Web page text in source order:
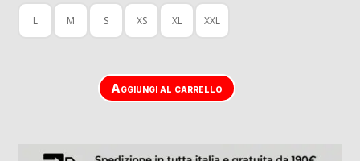
L M S XS XL XXL
Aggiungi al carrello